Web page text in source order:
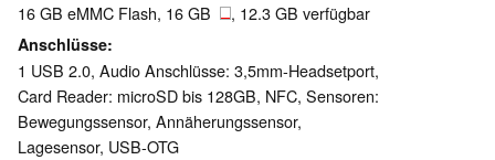
16 GB eMMC Flash, 16 GB , 12.3 GB verfügbar
Anschlüsse
1 USB 2.0, Audio Anschlüsse: 3,5mm-Headsetport,
Card Reader: microSD bis 128GB, NFC, Sensoren:
Bewegungssensor, Annäherungssensor,
Lagesensor, USB-OTG